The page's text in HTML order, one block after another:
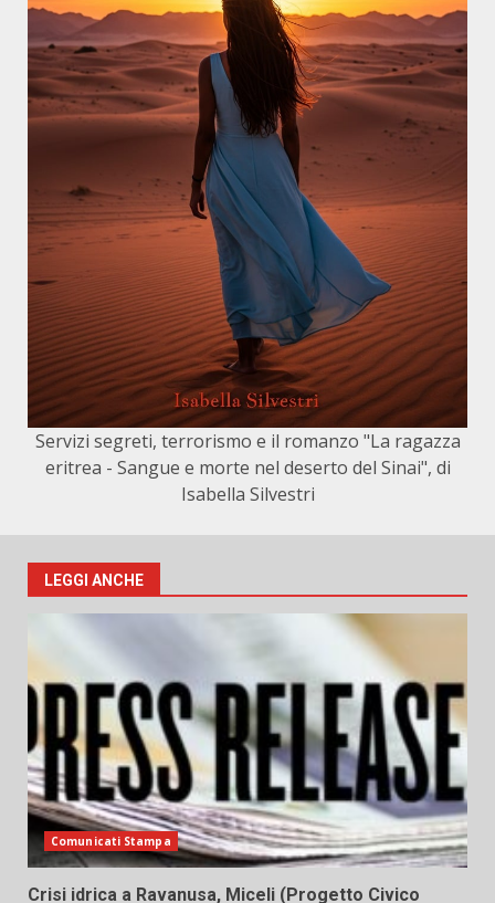
Servizi segreti, terrorismo e il romanzo "La ragazza
eritrea - Sangue e morte nel deserto del Sinai", di
Isabella Silvestri
LEGGI ANCHE
Comunicati Stampa
Crisi idrica a Ravanusa, Miceli (Progetto Civico